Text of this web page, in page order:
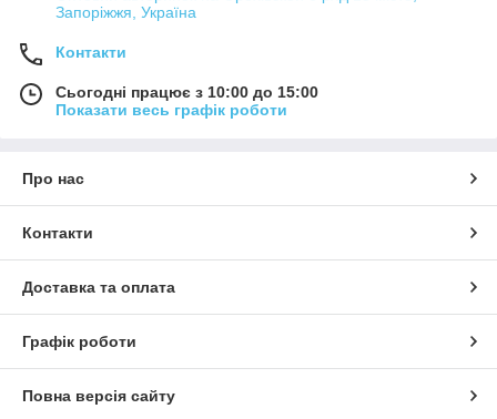
Запоріжжя, Україна
Контакти
Сьогодні працює з 10:00 до 15:00
Показати весь графік роботи
Про нас
Контакти
Доставка та оплата
Графік роботи
Повна версія сайту